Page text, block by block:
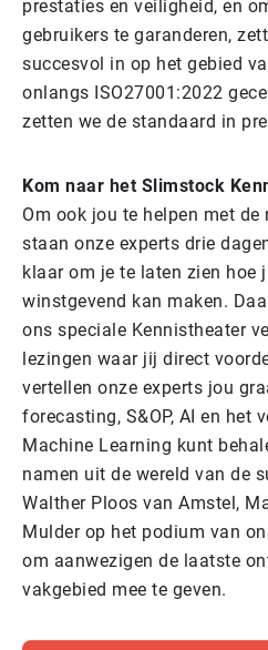
prestaties en veiligheid, en
gebruikers te garanderen,
succesvol in op het gebied
onlangs ISO27001:2022
zetten we de standaard in
Kom naar het Slimstock
Om ook jou te helpen met
staan onze experts drie
klaar om je te laten zien hoe
winstgevend kan maken.
ons speciale Kennistheater
lezingen waar jij direct
vertellen onze experts jou
forecasting, S&OP, AI en het
Machine Learning kunt
namen uit de wereld van de
Walther Ploos van Amstel,
Mulder op het podium van
om aanwezigen de laatste
vakgebied mee te geven.